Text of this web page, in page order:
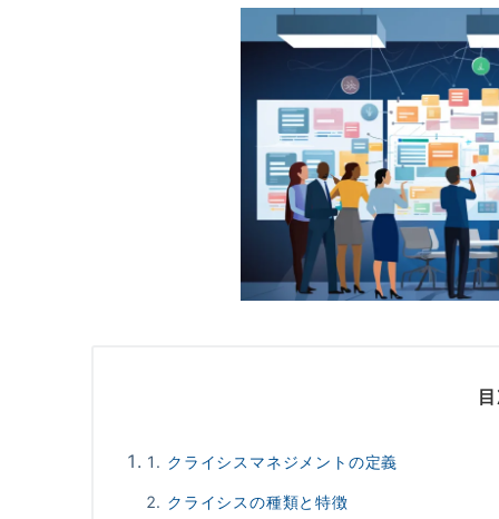
クライシスマネジメントの定義
クライシスの種類と特徴